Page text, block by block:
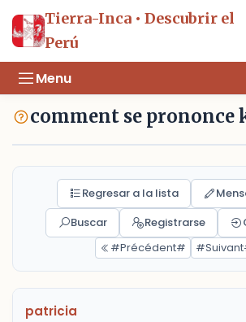
Tierra-Inca • Descubrir el
Perú
Menu
comment se prononce
Regresar a la lista
Buscar
Registrarse
#Précédent#
patricia